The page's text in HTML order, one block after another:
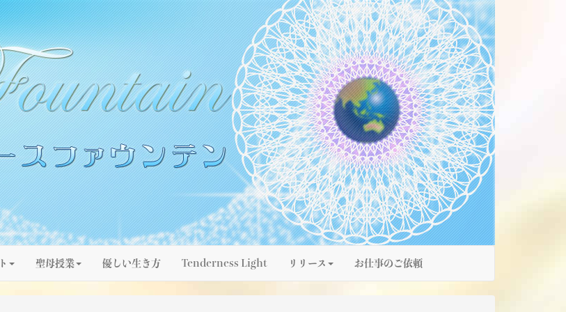
聖母授業 優しい生き方 Tenderness Light リリース お仕事のご依頼